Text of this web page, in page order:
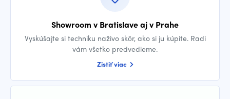
Showroom v Bratislave aj v Prahe
Vyskúšajte si techniku naživo skôr, ako si ju kúpite. Radi
vám všetko predvedieme.
Zistiť viac